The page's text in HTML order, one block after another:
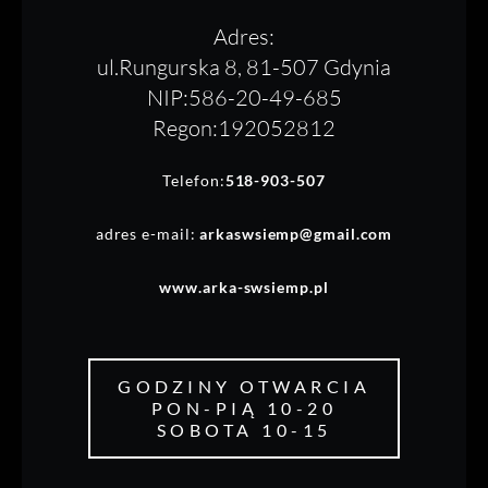
Adres:
ul.Rungurska 8, 81-507 Gdynia
NIP:586-20-49-685
Regon:192052812
Telefon:518-903-507
adres e-mail:arkaswsiemp@gmail.com
www.arka-swsiemp.pl
GODZINY OTWARCIA
PON-PIĄ 10-20
SOBOTA 10-15